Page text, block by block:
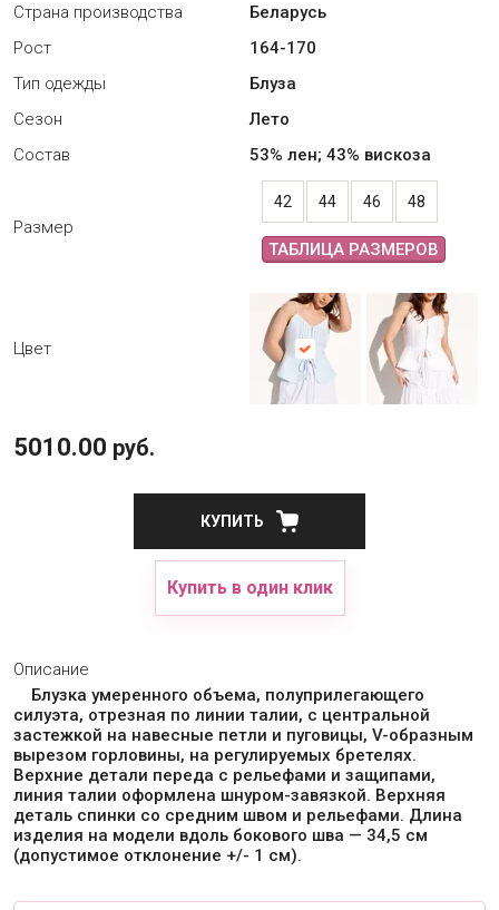
Страна производства
Беларусь
Рост
164-170
Тип одежды
Блуза
Сезон
Лето
Состав
53% лен; 43% вискоза
Размер
42 44 46 48
ТАБЛИЦА РАЗМЕРОВ
Цвет
5010.00 руб.
КУПИТЬ
Купить в один клик
Описание
Блузка умеренного объема, полуприлегающего
силуэта, отрезная по линии талии, с центральной
застежкой на навесные петли и пуговицы, V-образным
вырезом горловины, на регулируемых бретелях.
Верхние детали переда с рельефами и защипами,
линия талии оформлена шнуром-завязкой. Верхняя
деталь спинки со средним швом и рельефами. Длина
изделия на модели вдоль бокового шва — 34,5 см
(допустимое отклонение +/- 1 см).